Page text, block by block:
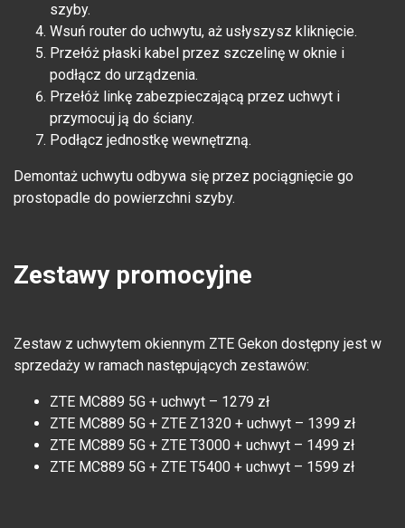
szyby.
Wsuń router do uchwytu, aż usłyszysz kliknięcie.
Przełóż płaski kabel przez szczelinę w oknie i
podłącz do urządzenia.
Przełóż linkę zabezpieczającą przez uchwyt i
przymocuj ją do ściany.
Podłącz jednostkę wewnętrzną.
Demontaż uchwytu odbywa się przez pociągnięcie go
prostopadle do powierzchni szyby.
Zestawy promocyjne
Zestaw z uchwytem okiennym ZTE Gekon dostępny jest w
sprzedaży w ramach następujących zestawów:
ZTE MC889 5G + uchwyt – 1279 zł
ZTE MC889 5G + ZTE Z1320 + uchwyt – 1399 zł
ZTE MC889 5G + ZTE T3000 + uchwyt – 1499 zł
ZTE MC889 5G + ZTE T5400 + uchwyt – 1599 zł